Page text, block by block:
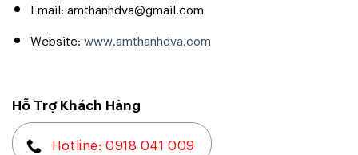
Email: amthanhdva@gmail.com
Website:www.amthanhdva.com
Hỗ Trợ Khách Hàng
Hotline: 0918 041 009